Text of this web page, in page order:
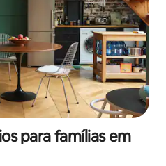
para famílias em